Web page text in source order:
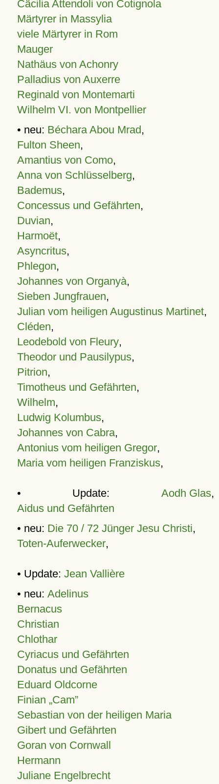
Cäcilia Attendoli von Cotignola
Märtyrer in Massylia
viele Märtyrer in Rom
Mauger
Nathäus von Achonry
Palladius von Auxerre
Reginald von Montemarti
Wilhelm VI. von Montpellier
• neu: Béchara Abou Mrad,
Fulton Sheen,
Amantius von Como,
Anna von Schlüsselberg,
Bademus,
Concessus und Gefährten,
Duvian,
Harmoët,
Asyncritus,
Phlegon,
Johannes von Organyà,
Sieben Jungfrauen,
Julian vom heiligen Augustinus Martinet,
Cléden,
Leodebold von Fleury,
Theodor und Pausilypus,
Pitrion,
Timotheus und Gefährten,
Wilhelm,
Ludwig Kolumbus,
Johannes von Cabra,
Antonius vom heiligen Gregor,
Maria vom heiligen Franziskus,
• Update: Aodh Glas,
Aidus und Gefährten
• neu: Die 70 / 72 Jünger Jesu Christi,
Toten-Auferwecker,
• Update: Jean Vallière
• neu: Adelinus
Bernacus
Christian
Chlothar
Cyriacus und Gefährten
Donatus und Gefährten
Eduard Oldcorne
Finian Cam
Sebastian von der heiligen Maria
Gibert und Gefährten
Goran von Cornwall
Hermann
Juliane Engelbrecht